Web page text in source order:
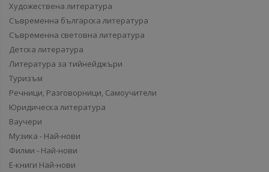
Художествена литература
Съвременна българска литература
Съвременна световна литература
Детска литература
Литература за тийнейджъри
Туризъм
Речници, Разговорници, Самоучители
Юридическа литература
Ваучери
Музика - Най-нови
Филми - Най-нови
Е-книги Най-нови